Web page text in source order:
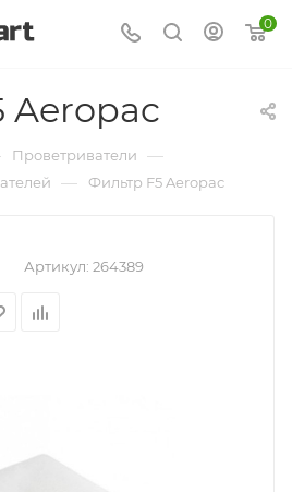
0
Aeropac
Проветриватели —
— Фильтр F5 Aeropac
Артикул: 264389